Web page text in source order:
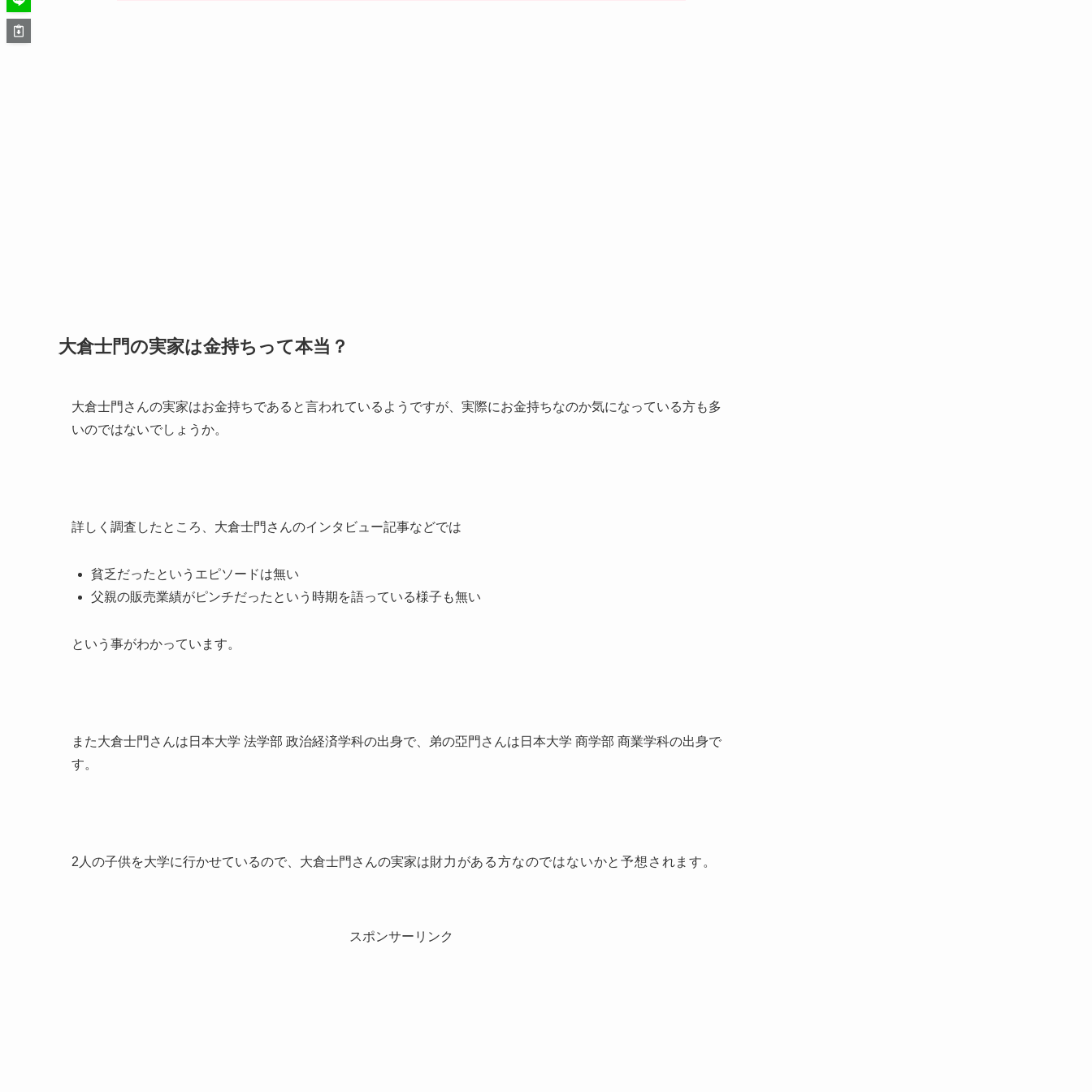
大倉士門の実家は金持ちって本当？
大倉士門さんの実家はお金持ちであると言われているようですが、実際にお金持ちなのか気になっている方も多
いのではないでしょうか。
詳しく調査したところ、大倉士門さんのインタビュー記事などでは
貧乏だったというエピソードは無い
父親の販売業績がピンチだったという時期を語っている様子も無い
という事がわかっています。
また大倉士門さんは日本大学 法学部 政治経済学科の出身で、弟の亞門さんは日本大学 商学部 商業学科の出身で
す。
2人の子供を大学に行かせているので、大倉士門さんの実家は財力がある方なのではないかと予想されます。
スポンサーリンク